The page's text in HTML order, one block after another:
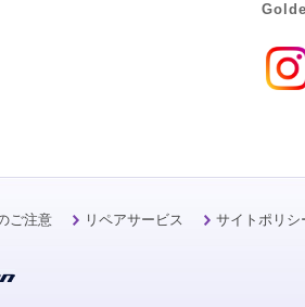
ご注意 リペアサービス サイトポリシ